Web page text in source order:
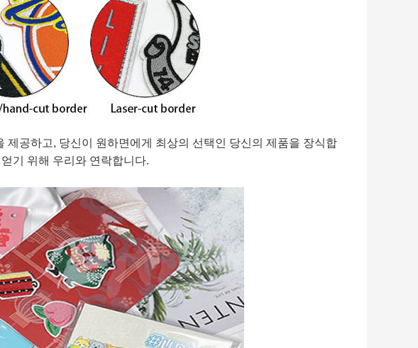
제공하고, 당신이 원하면에게 최상의 선택인 당신의 제품을 장식합
기 위해 우리와 연락합니다.